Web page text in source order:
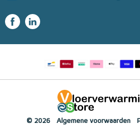
© 2026 Algemene voorwaarden